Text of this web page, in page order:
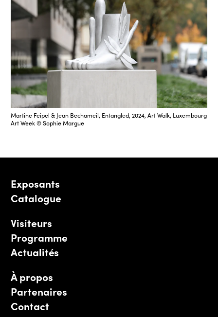
Martine Feipel & Jean Bechameil, Entangled, 2024, Art Walk, Luxembourg
Art Week © Sophie Margue
Exposants
Catalogue
Visiteurs
Programme
Actualités
À propos
Partenaires
Contact